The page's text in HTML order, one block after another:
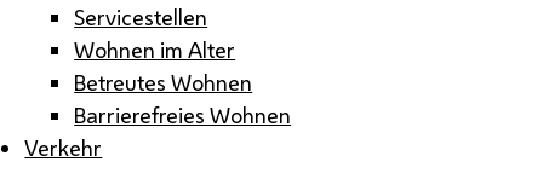
Servicestellen
Wohnen im Alter
Betreutes Wohnen
Barrierefreies Wohnen
Verkehr